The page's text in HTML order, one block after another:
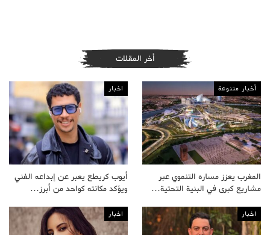
أخر المقلات
أخبار متنوعة
المغرب يعزز مساره التنموي عبر
مشاريع كبرى في البنية التحتية…
اخبار
أيوب كريطع يعبر عن إبداعه الفني
ويؤكد مكانته كواحد من أبرز…
اخبار اخبار